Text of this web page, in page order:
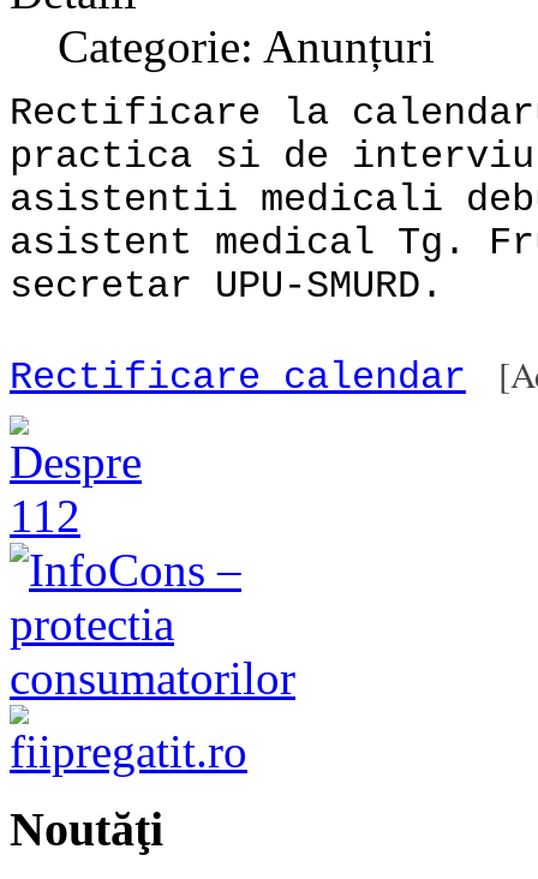
Categorie: Anunțuri
Rectificare la
practica si de
asistentii medicali
asistent medical Tg.
secretar UPU-SMURD.
Rectificare calendar
Noutăţi